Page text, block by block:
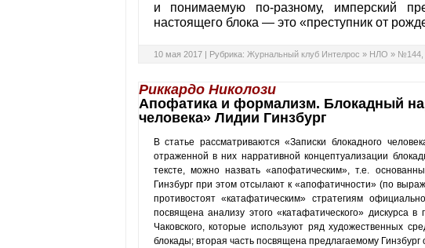
и понимаемую по-разному, имперский
настоящего блока — это «преступник от
10 мая 2017 | Рубрика: Журнальный клуб Интелрос » НЛО » №144,
Риккардо Николози
Апофатика и формализм. Блокадный
человека» Лидии Гинзбург
В статье рассматриваются «Записки блокадного
отраженной в них нарративной концептуализации
тексте, можно назвать «апофатическим», т.е.
Гинзбург при этом отсылают к «апофатичности» (по
противостоят «катафатическим» стратегиям
посвящена анализу этого «катафатичес­кого»
Чаковского, которые используют ряд художественных
блокады; вторая часть посвящена предлагаемому Гинзбург